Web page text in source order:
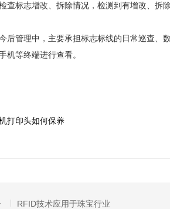
查标志增改、拆除情况，检测到有增改、拆
管理中，主要承担标志标线的日常巡查、数
机等终端进行查看。
印头如何保养
RFID技术应用于珠宝行业